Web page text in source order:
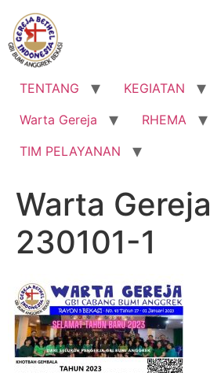
Lewati
konten
TENTANG KEGIATAN
Warta Gereja
RHEMA
TIM PELAYANAN
Warta Gereja
230101-1